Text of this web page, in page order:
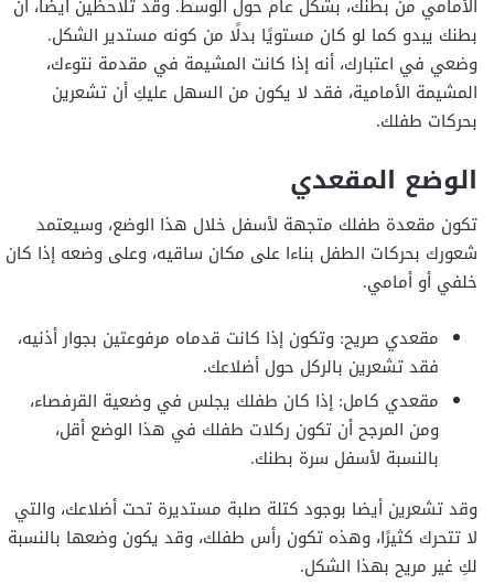
الأمامي من بطنك، بشكل عام حول الوسط. وقد تلاحظين أيضًا، أن
بطنك يبدو كما لو كان مستويًا بدلًا من كونه مستدير الشكل.
وضعي في اعتبارك، أنه إذا كانت المشيمة في مقدمة نتوءك،
المشيمة الأمامية، فقد لا يكون من السهل عليكِ أن تشعرين
بحركات طفلك.
الوضع المقعدي
تكون مقعدة طفلك متجهة لأسفل خلال هذا الوضع، وسيعتمد
شعورك بحركات الطفل بناءا على مكان ساقيه، وعلى وضعه إذا كان
خلفي أو أمامي.
مقعدي صريح: وتكون إذا كانت قدماه مرفوعتين بجوار أذنيه،
فقد تشعرين بالركل حول أضلاعك.
مقعدي كامل: إذا كان طفلك يجلس في وضعية القرفصاء،
ومن المرجح أن تكون ركلات طفلك في هذا الوضع أقل،
بالنسبة لأسفل سرة بطنك.
وقد تشعرين أيضا بوجود كتلة صلبة مستديرة تحت أضلاعك، والتي
لا تتحرك كثيرًا، وهذه تكون رأس طفلك، وقد يكون وضعها بالنسبة
لكِ غير مريح بهذا الشكل.